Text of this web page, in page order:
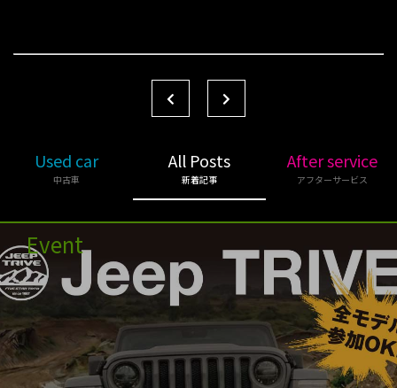
Used car
中古車
All Posts
新着記事
After service
アフターサービス
Event